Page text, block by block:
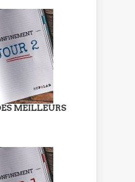
MEILLEURS